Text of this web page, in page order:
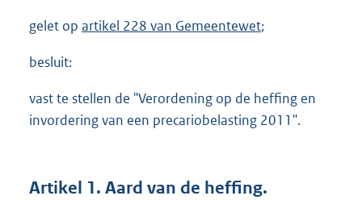
gelet op artikel 228 van Gemeentewet;
besluit:
vast te stellen de "Verordening op de heffing en
invordering van een precariobelasting 2011".
Artikel 1. Aard van de heffing.